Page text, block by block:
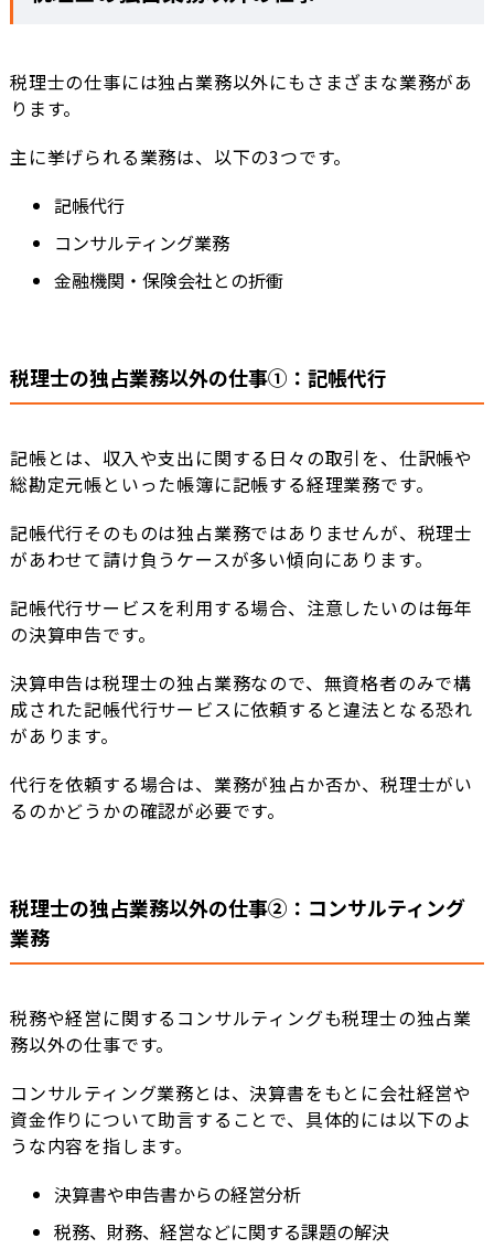
税理士の仕事には独占業務以外にもさまざまな業務があ
ります。
主に挙げられる業務は、以下の3つです。
記帳代行
コンサルティング業務
金融機関・保険会社との折衝
税理士の独占業務以外の仕事①：記帳代行
記帳とは、収入や支出に関する日々の取引を、仕訳帳や
総勘定元帳といった帳簿に記帳する経理業務です。
記帳代行そのものは独占業務ではありませんが、税理士
があわせて請け負うケースが多い傾向にあります。
記帳代行サービスを利用する場合、注意したいのは毎年
の決算申告です。
決算申告は税理士の独占業務なので、無資格者のみで構
成された記帳代行サービスに依頼すると違法となる恐れ
があります。
代行を依頼する場合は、業務が独占か否か、税理士がい
るのかどうかの確認が必要です。
税理士の独占業務以外の仕事②：コンサルティング
業務
税務や経営に関するコンサルティングも税理士の独占業
務以外の仕事です。
コンサルティング業務とは、決算書をもとに会社経営や
資金作りについて助言することで、具体的には以下のよ
うな内容を指します。
決算書や申告書からの経営分析
税務、財務、経営などに関する課題の解決